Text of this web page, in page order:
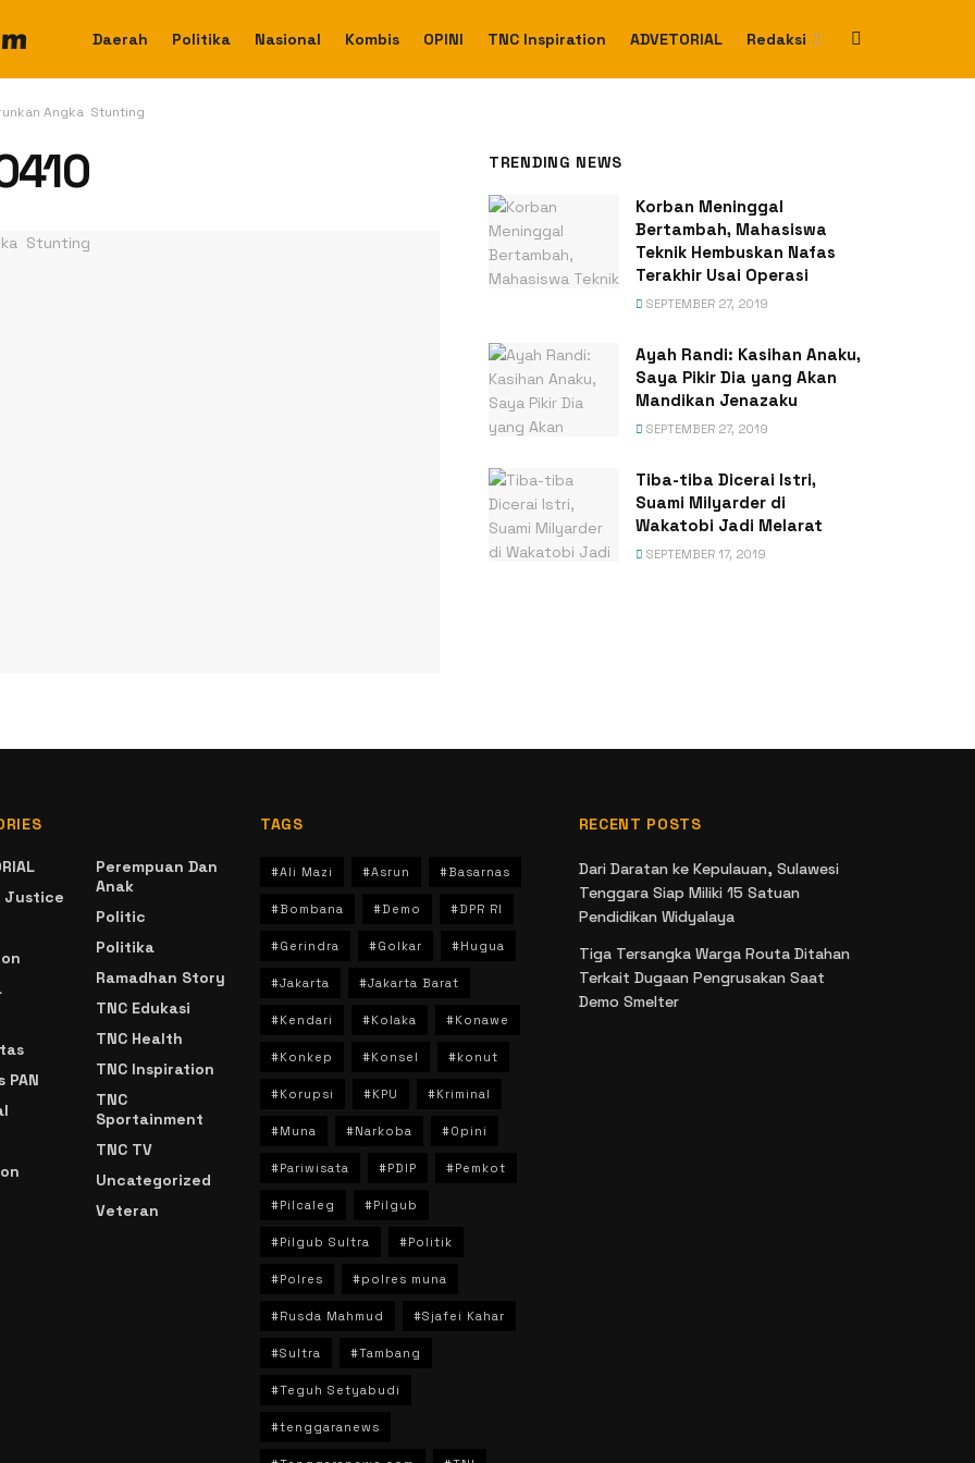
Daerah Politika Nasional Kombis OPINI TNC Inspiration ADVETORIAL Redaksi
Angka Stunting
TRENDING NEWS
Korban Meninggal
Bertambah, Mahasiswa
Teknik Hembuskan Nafas
Terakhir Usai Operasi
SEPTEMBER 27, 2019
Ayah Randi: Kasihan Anaku,
Saya Pikir Dia yang Akan
Mandikan Jenazaku
SEPTEMBER 27, 2019
Tiba-tiba Dicerai Istri,
Suami Milyarder di
Wakatobi Jadi Melarat
SEPTEMBER 17, 2019
Justice
PAN
Perempuan Dan
Anak
Politic
Politika
Ramadhan Story
TNC Edukasi
TNC Health
TNC Inspiration
TNC
Sportainment
TNC TV
Uncategorized
Veteran
TAGS
#Ali Mazi #Asrun #Basarnas
#Bombana #Demo #DPR RI
#Gerindra #Golkar #Hugua
#Jakarta #Jakarta Barat
#Kendari #Kolaka #Konawe
#Konkep #Konsel #konut
#Korupsi #KPU #Kriminal
#Muna #Narkoba #Opini
#Pariwisata #PDIP #Pemkot
#Pilcaleg #Pilgub
#Pilgub Sultra #Politik
#Polres #polres muna
#Rusda Mahmud #Sjafei Kahar
#Sultra #Tambang
#Teguh Setyabudi
#tenggaranews
RECENT POSTS
Dari Daratan ke Kepulauan, Sulawesi
Tenggara Siap Miliki 15 Satuan
Pendidikan Widyalaya
Tiga Tersangka Warga Routa Ditahan
Terkait Dugaan Pengrusakan Saat
Demo Smelter